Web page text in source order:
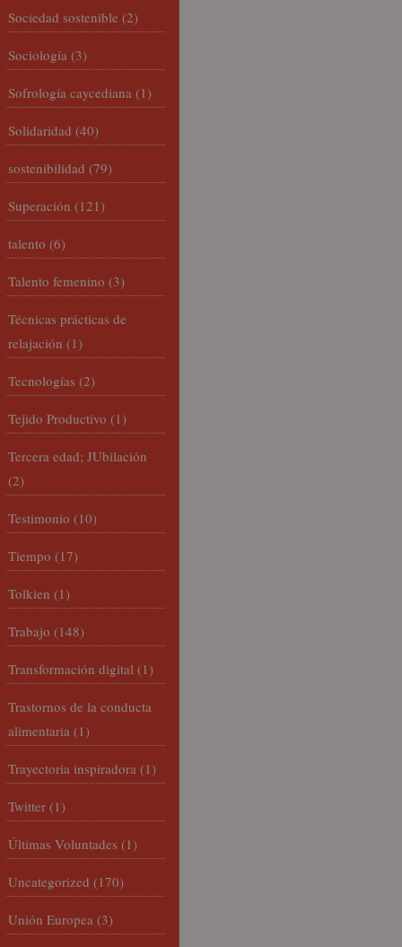
Sociedad sostenible (2)
Sociología (3)
Sofrología caycediana (1)
Solidaridad (40)
sostenibilidad (79)
Superación (121)
talento (6)
Talento femenino (3)
Técnicas prácticas de
relajación (1)
Tecnologías (2)
Tejido Productivo (1)
Tercera edad; JUbilación
(2)
Testimonio (10)
Tiempo (17)
Tolkien (1)
Trabajo (148)
Transformación digital (1)
Trastornos de la conducta
alimentaria (1)
Trayectoria inspiradora (1)
Twitter (1)
Últimas Voluntades (1)
Uncategorized (170)
Unión Europea (3)